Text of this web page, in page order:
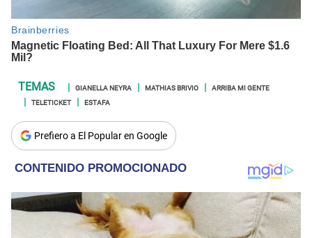
GIANELLA NEYRA MATHIAS BRIVIO
ARRIBA MI GENTE
TELETICKET
ESTAFA
Prefiero a El Popular en Google